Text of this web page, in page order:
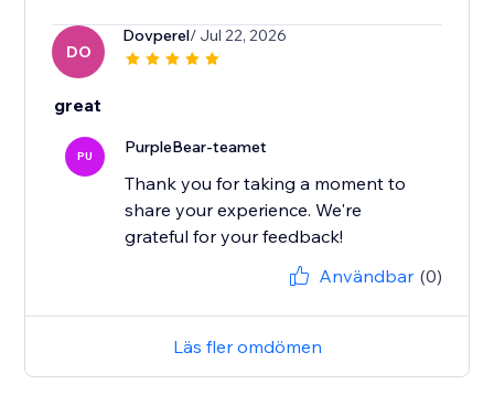
DO
Dovperel/ Jul 22, 2026
great
PU PurpleBear-teamet
Thank you for taking a moment to
share your experience. We're
grateful for your feedback!
Användbar (0)
Läs fler omdömen